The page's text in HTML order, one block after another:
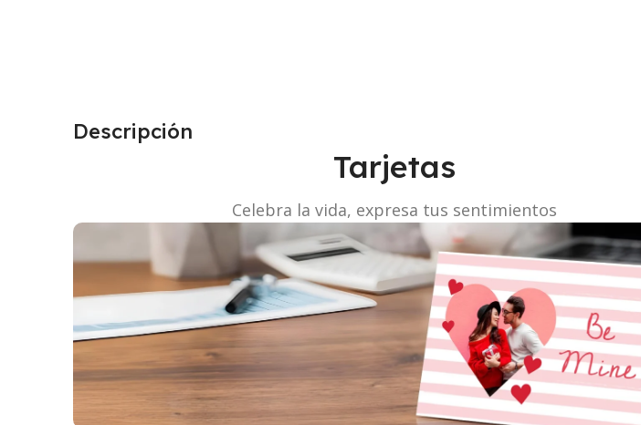
Descripción
Tarjetas
Celebra la vida, expresa tus sentimientos